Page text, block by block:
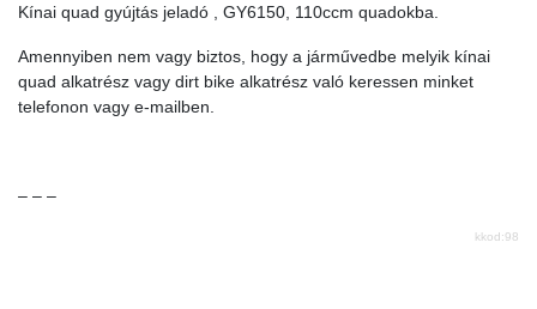
Kínai quad gyújtás jeladó , GY6150, 110ccm quadokba.
Amennyiben nem vagy biztos, hogy a járművedbe melyik kínai
quad alkatrész vagy dirt bike alkatrész való keressen minket
telefonon vagy e-mailben.
– – –
kkod:98